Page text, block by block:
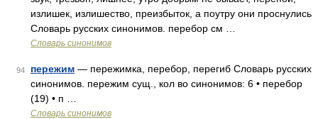
излишек, излишество, преизбыток, а поутру они проснулись
Словарь русских синонимов. перебор см …
Словарь синонимов
94 пережим — пережимка, перебор, перегиб Словарь русских
синонимов. пережим сущ., кол во синонимов: 6 • перебор
(19) • п …
Словарь синонимов